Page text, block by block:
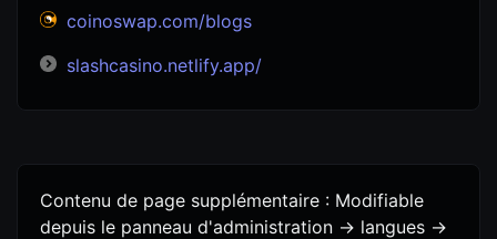
coinoswap.com/blogs
slashcasino.netlify.app/
Contenu de page supplémentaire : Modifiable
depuis le panneau d'administration -> langues ->